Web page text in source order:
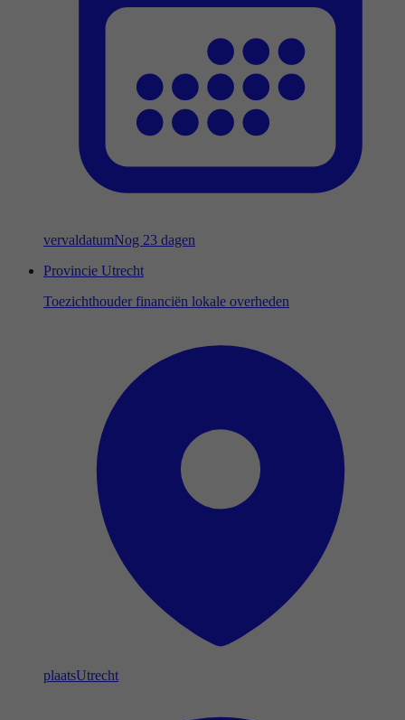
vervaldatumNog 23 dagen
Provincie Utrecht
Toezichthouder financiën lokale overheden
plaatsUtrecht